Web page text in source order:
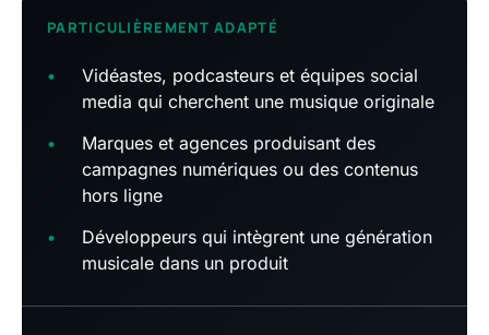
PARTICULIÈREMENT ADAPTÉ
•
Vidéastes, podcasteurs et équipes social
media qui cherchent une musique originale
•
Marques et agences produisant des
campagnes numériques ou des contenus
hors ligne
•
Développeurs qui intègrent une génération
musicale dans un produit